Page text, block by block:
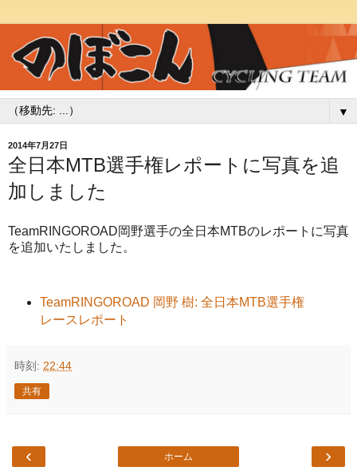
▼
2014年7月27日
全日本MTB選手権レポートに写真を追
加しました
TeamRINGOROAD岡野選手の全日本MTBのレポートに写真
を追加いたしました。
TeamRINGOROAD 岡野 樹: 全日本MTB選手権
レースレポート
時刻: 22:44
共有
‹ ›
ホーム